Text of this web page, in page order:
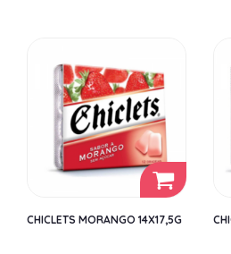
CHICLETS MORANGO 14X17,5G